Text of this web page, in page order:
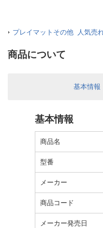
プレイマットその他 人気売
商品について
基本情報
基本情報
商品名
型番
メーカー
商品コード
メーカー発売日